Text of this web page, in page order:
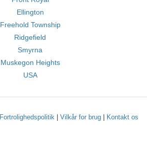
Ellington
Freehold Township
Ridgefield
Smyrna
Muskegon Heights
USA
Fortrolighedspolitik| Vilkår for brug| Kontakt os